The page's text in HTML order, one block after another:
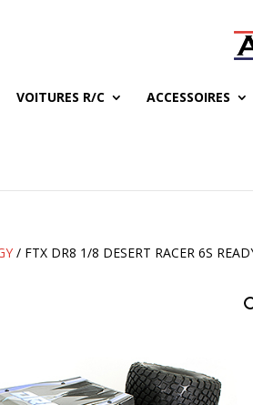
VOITURES R/C ACCESSOIRES
/ FTX DR8 1/8 DESERT RACER 6S